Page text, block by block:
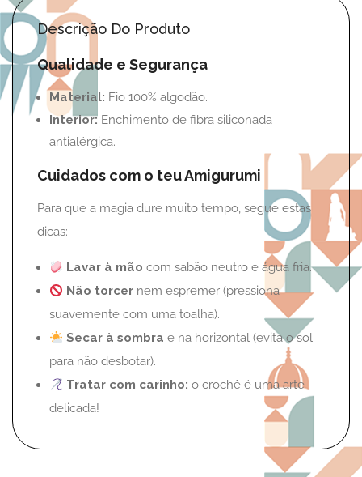
Descrição Do Produto
Qualidade e Segurança
Material: Fio 100% algodão.
Interior: Enchimento de fibra siliconada
antialérgica.
Cuidados com o teu Amigurumi
Para que a magia dure muito tempo, segue estas
dicas:
Lavar à mão com sabão neutro e água fria.
Não torcer nem espremer (pressiona
suavemente com uma toalha).
Secar à sombra e na horizontal (evita o sol
para não desbotar).
Tratar com carinho: o crochê é uma arte
delicada!